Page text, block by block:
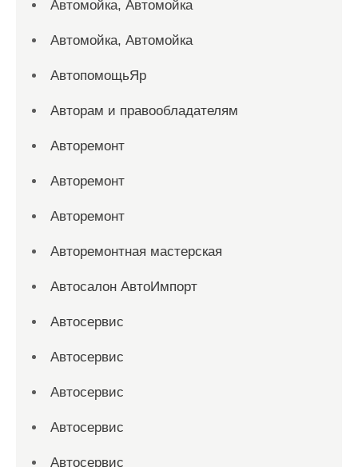
Автомойка, Автомойка
Автомойка, Автомойка
АвтопомощьЯр
Авторам и правообладателям
Авторемонт
Авторемонт
Авторемонт
Авторемонтная мастерская
Автосалон АвтоИмпорт
Автосервис
Автосервис
Автосервис
Автосервис
Автосервис